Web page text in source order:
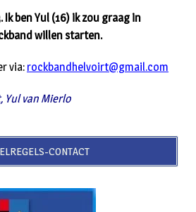
Ik ben Yul (16) ik zou graag in
willen starten.
via: rockbandhelvoirt@gmail.com
Yul van Mierlo
CONTACT